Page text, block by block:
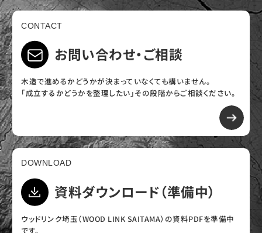
CONTACT
お問い合わせ・ご相談
木造で進めるかどうかが決まっていなくても構いません。
「成立するかどうかを整理したい」その段階からご相談ください。
DOWNLOAD
資料ダウンロード（準備中）
ウッドリンク埼玉（WOOD LINK SAITAMA）の資料PDFを準備中
です。